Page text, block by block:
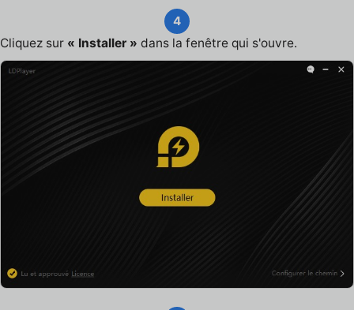
4
Cliquez sur « Installer » dans la fenêtre qui s'ouvre.